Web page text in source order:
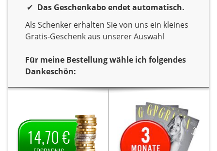
Das Geschenkabo endet automatisch.
Als Schenker erhalten Sie von uns ein kleines
Gratis-Geschenk aus unserer Auswahl
Für meine Bestellung wähle ich folgendes
Dankeschön:
Dankeschön
14,70 €
Zeitschrift
TV Direkt.
Als
Dankeschön erhalten Sie
von uns
14,70 € Ersparnis
Sie verschenken ein Jahr
Lesespaß mit dem Titel
TV Direkt.
Als
Dankeschön erhalten Sie
von uns
3 Monate gratis